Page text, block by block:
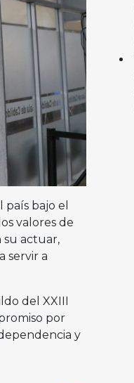
bajo el
valores de
su actuar,
servir a
del XXIII
por
y